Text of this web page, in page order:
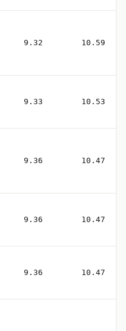
9.32 10.59
9.33 10.53
9.36 10.47
9.36 10.47
9.36 10.47